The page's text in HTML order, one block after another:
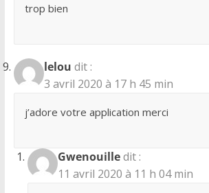
trop bien
lelou dit :
3 avril 2020 à 17 h 45 min
j’adore votre application merci
Gwenouilledit :
11 avril 2020 à 11 h 04 min